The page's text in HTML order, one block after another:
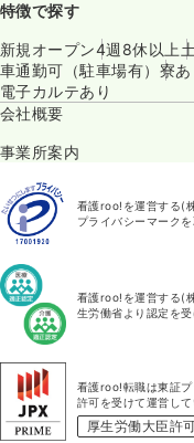
特徴で探す
新規オープン4週8休以上
車通勤可（駐車場有） 寮
電子カルテあり
会社概要
事業所案内
看護roo!を運営する(
プライバシーマークを
看護roo!を運営する(
生労働省より認定を受
看護roo!転職は東証
許可を受けて運営して
厚生労働大臣